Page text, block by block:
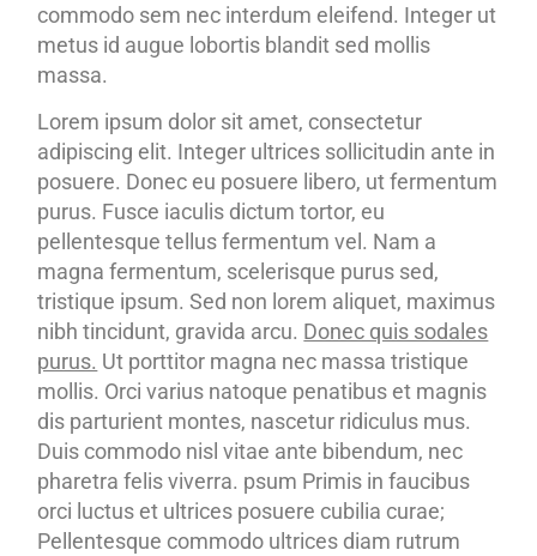
commodo sem nec interdum eleifend. Integer ut
metus id augue lobortis blandit sed mollis
massa.
Lorem ipsum dolor sit amet, consectetur
adipiscing elit. Integer ultrices sollicitudin ante in
posuere. Donec eu posuere libero, ut fermentum
purus. Fusce iaculis dictum tortor, eu
pellentesque tellus fermentum vel. Nam a
magna fermentum, scelerisque purus sed,
tristique ipsum. Sed non lorem aliquet, maximus
nibh tincidunt, gravida arcu. Donec quis sodales
purus. Ut porttitor magna nec massa tristique
mollis. Orci varius natoque penatibus et magnis
dis parturient montes, nascetur ridiculus mus.
Duis commodo nisl vitae ante bibendum, nec
pharetra felis viverra. psum Primis in faucibus
orci luctus et ultrices posuere cubilia curae;
Pellentesque commodo ultrices diam rutrum